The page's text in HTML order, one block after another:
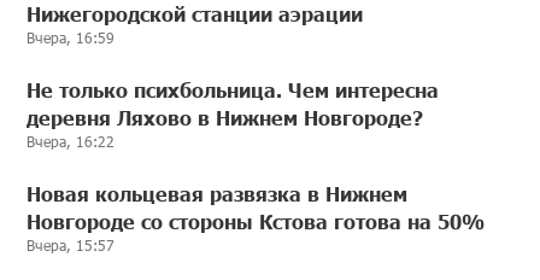
Нижегородской станции аэрации
Вчера, 16:59
Не только психбольница. Чем интересна
деревня Ляхово в Нижнем Новгороде?
Вчера, 16:22
Новая кольцевая развязка в Нижнем
Новгороде со стороны Кстова готова на 50%
Вчера, 15:57